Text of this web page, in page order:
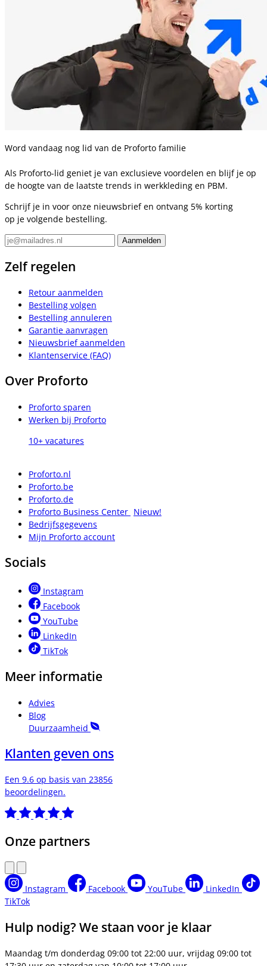
Word vandaag nog lid van de Proforto familie
Als Proforto-lid geniet je van exclusieve voordelen en blijf je op
de hoogte van de laatste trends in werkkleding en PBM.
Schrijf je in voor onze nieuwsbrief en ontvang 5% korting
op je volgende bestelling.
Zelf regelen
Retour aanmelden
Bestelling volgen
Bestelling annuleren
Garantie aanvragen
Nieuwsbrief aanmelden
Klantenservice (FAQ)
Over Proforto
Proforto sparen
Werken bij Proforto
10+ vacatures
Proforto.nl
Proforto.be
Proforto.de
Proforto Business Center Nieuw!
Bedrijfsgegevens
Mijn Proforto account
Socials
Instagram
Facebook
YouTube
LinkedIn
TikTok
Meer informatie
Advies
Blog
Duurzaamheid
Klanten geven ons
Een 9.6 op basis van 23856
beoordelingen.
Onze partners
Instagram Facebook YouTube
LinkedIn
TikTok
Hulp nodig? We staan voor je klaar
Maandag t/m donderdag 09:00 tot 22:00 uur, vrijdag 09:00 tot